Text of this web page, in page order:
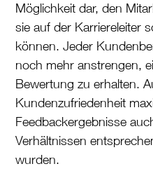
Möglichkeit dar, den
sie auf der Karriereleiter
können. Jeder
noch mehr anstrengen,
Bewertung zu erhalten.
Kundenzufriedenheit
Feedbackergebnisse
Verhältnissen
wurden.